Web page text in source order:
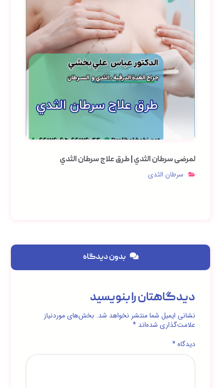
لمرضى سرطان الثدي | طرق علاج سرطان الثدي
سرطان الثدي
بدون دیدگاه
دیدگاهتان را بنویسید
نشانی ایمیل شما منتشر نخواهد شد. بخش‌های موردنیاز
علامت‌گذاری شده‌اند*
دیدگاه*